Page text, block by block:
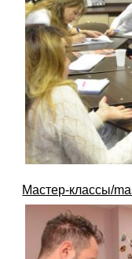
Мастер-классы/